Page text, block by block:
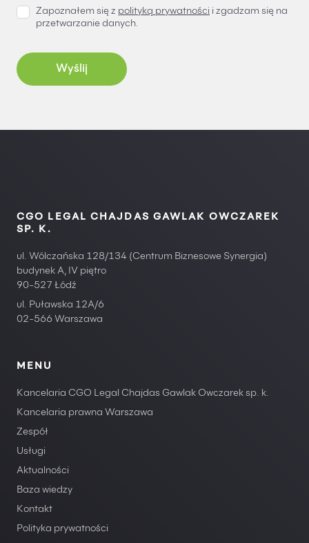
Zapoznałem się z polityką prywatności i zgadzam się na
przetwarzanie danych.
CGO LEGAL CHAJDAS GAWLAK OWCZAREK
SP. K.
ul. Wólczańska 128/134 (Centrum Biznesowe Synergia)
budynek A, IV piętro
90-527 Łódź
ul. Puławska 12A/6
02-566 Warszawa
MENU
Kancelaria CGO Legal Chajdas Gawlak Owczarek sp. k.
Kancelaria prawna Warszawa
Zespół
Usługi
Aktualności
Baza wiedzy
Kontakt
Polityka prywatności